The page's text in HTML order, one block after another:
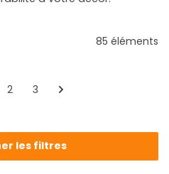
85 éléments
2 3
les filtres